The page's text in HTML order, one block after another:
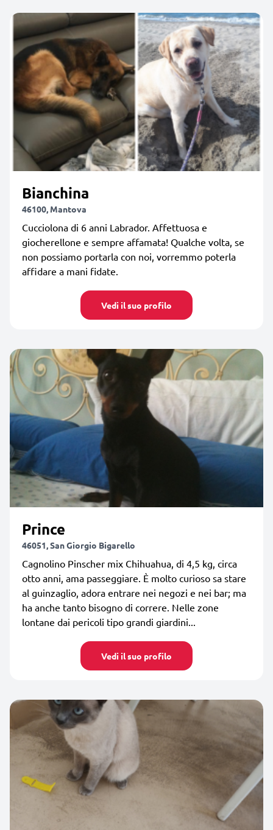
Bianchina
46100, Mantova
Cucciolona di 6 anni Labrador. Affettuosa e
giocherellone e sempre affamata! Qualche volta, se
non possiamo portarla con noi, vorremmo poterla
affidare a mani fidate.
Vedi il suo profilo
Prince
46051, San Giorgio Bigarello
Cagnolino Pinscher mix Chihuahua, di 4,5 kg, circa
otto anni, ama passeggiare. È molto curioso sa stare
al guinzaglio, adora entrare nei negozi e nei bar; ma
ha anche tanto bisogno di correre. Nelle zone
lontane dai pericoli tipo grandi giardini...
Vedi il suo profilo